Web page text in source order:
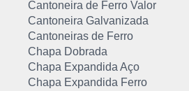
Cantoneira de Ferro Valor
Cantoneira Galvanizada
Cantoneiras de Ferro
Chapa Dobrada
Chapa Expandida Aço
Chapa Expandida Ferro